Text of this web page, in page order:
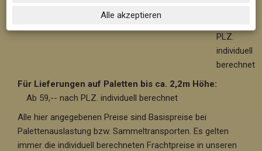
PLZ.
individuell
berechnet
Für Lieferungen auf Paletten bis ca. 2,2m Höhe:
Ab 59,-- nach PLZ. individuell berechnet
Alle hier angegebenen Preise sind Basispreise bei
Palettenauslastung bzw. Sammeltransporten. Es gelten
immer die individuell berechneten Frachtpreise in unseren
Alle akzeptieren